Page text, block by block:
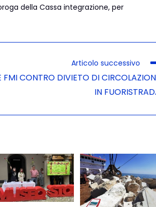
della Cassa integrazione, per
Articolo successivo
FMI CONTRO DIVIETO DI
IN